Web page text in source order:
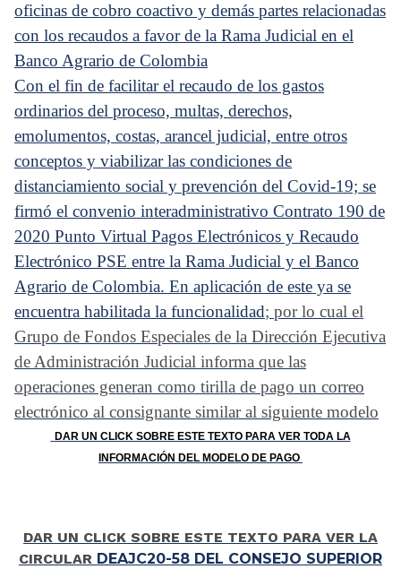
oficinas de cobro coactivo y demás partes relacionadas
con los recaudos a favor de la Rama Judicial en el
Banco Agrario de Colombia
Con el fin de facilitar el recaudo de los gastos
ordinarios del proceso, multas, derechos,
emolumentos, costas, arancel judicial, entre otros
conceptos y viabilizar las condiciones de
distanciamiento social y prevención del Covid-19; se
firmó el convenio interadministrativo Contrato 190 de
2020 Punto Virtual Pagos Electrónicos y Recaudo
Electrónico PSE entre la Rama Judicial y el Banco
Agrario de Colombia. En aplicación de este ya se
encuentra habilitada la funcionalidad; por lo cual el
Grupo de Fondos Especiales de la Dirección Ejecutiva
de Administración Judicial informa que las
operaciones generan como tirilla de pago un correo
electrónico al consignante similar al siguiente modelo
DAR UN CLICK SOBRE ESTE TEXTO PARA VER TODA LA
INFORMACIÓN DEL MODELO DE PAGO
DAR UN CLICK SOBRE ESTE TEXTO PARA VER LA
CIRCULAR DEAJC20-58 DEL CONSEJO SUPERIOR